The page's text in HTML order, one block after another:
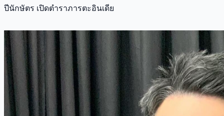
ปีนักษัตร เปิดตำราภารตะอินเดีย